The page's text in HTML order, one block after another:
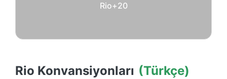
Rio+20
Rio Konvansiyonları (Türkçe)